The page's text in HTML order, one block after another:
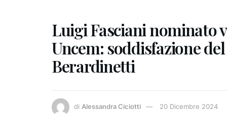
Luigi Fasciani nominato
Uncem: soddisfazione
Berardinetti
di Alessandra Ciciotti 20 Dicembre 2024